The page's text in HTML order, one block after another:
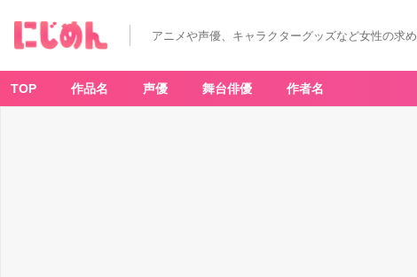
アニメや声優、キャラクターグッズなど女性の求
TOP 作品名 声優 舞台俳優 作者名